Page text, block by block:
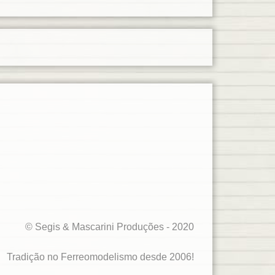
© Segis & Mascarini Produções - 2020
Tradição no Ferreomodelismo desde 2006!